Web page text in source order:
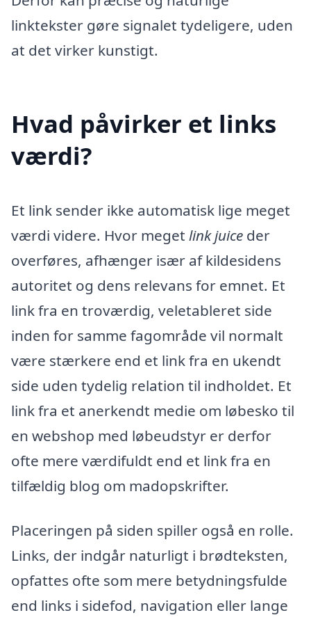
linktekster gøre signalet tydeligere, uden
at det virker kunstigt.
Hvad påvirker et links
værdi?
Et link sender ikke automatisk lige meget
værdi videre. Hvor meget link juice der
overføres, afhænger især af kildesidens
autoritet og dens relevans for emnet. Et
link fra en troværdig, veletableret side
inden for samme fagområde vil normalt
være stærkere end et link fra en ukendt
side uden tydelig relation til indholdet. Et
link fra et anerkendt medie om løbesko til
en webshop med løbeudstyr er derfor
ofte mere værdifuldt end et link fra en
tilfældig blog om madopskrifter.
Placeringen på siden spiller også en rolle.
Links, der indgår naturligt i brødteksten,
opfattes ofte som mere betydningsfulde
end links i sidefod, navigation eller lange